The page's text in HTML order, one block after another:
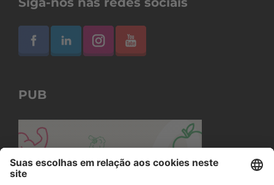
PUB